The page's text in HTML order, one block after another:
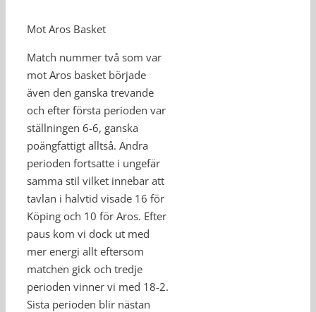
Mot Aros Basket
Match nummer två som var
mot Aros basket började
även den ganska trevande
och efter första perioden var
ställningen 6-6, ganska
poängfattigt alltså. Andra
perioden fortsatte i ungefär
samma stil vilket innebar att
tavlan i halvtid visade 16 för
Köping och 10 för Aros. Efter
paus kom vi dock ut med
mer energi allt eftersom
matchen gick och tredje
perioden vinner vi med 18-2.
Sista perioden blir nästan